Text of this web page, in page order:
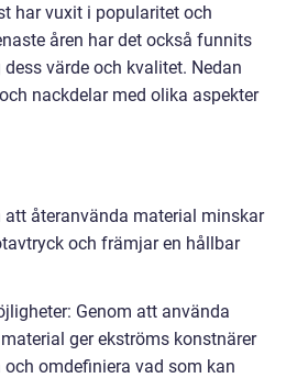
har vuxit i popularitet och
åren har det också funnits
värde och kvalitet. Nedan
nackdelar med olika aspekter
återanvända material minskar
och främjar en hållbar
Genom att använda
ger ekströms konstnärer
omdefiniera vad som kan